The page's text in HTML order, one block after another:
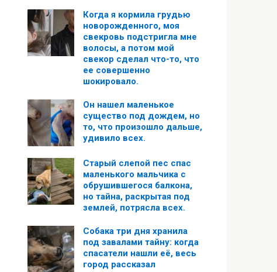
Когда я кормила грудью
новорожденного, моя
свекровь подстригла мне
волосы, а потом мой
свекор сделал что-то, что
ее совершенно
шокировало.
Он нашел маленькое
существо под дождем, но
то, что произошло дальше,
удивило всех.
Старый слепой пес спас
маленького мальчика с
обрушившегося балкона,
но тайна, раскрытая под
землей, потрясла всех.
Собака три дня хранила
под завалами тайну: когда
спасатели нашли её, весь
город рассказал